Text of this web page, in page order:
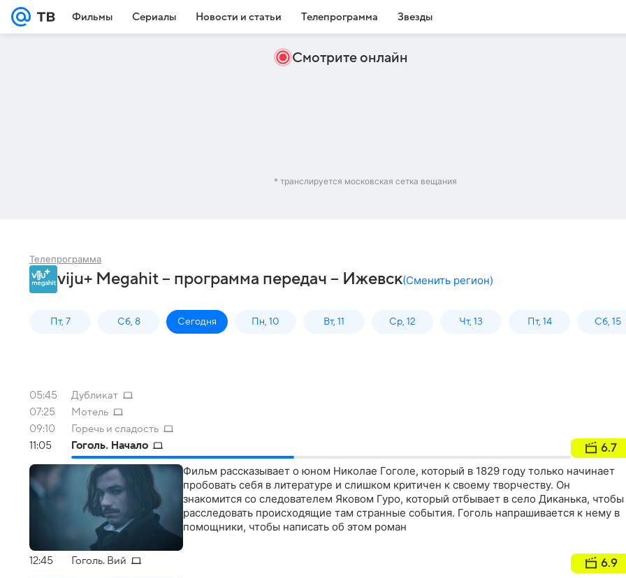
Фильмы Сериалы Новости и статьи Телепрограмма Звезды
Смотрите онлайн
* транслируется московская сетка вещания
Телепрограмма
viju+ Megahit – программа передач – Ижевск(Сменить регион)
Пт, 7 Сб, 8 Сегодня Пн, 10 Вт, 11 Ср, 12 Чт, 13 Пт, 14 Сб, 15
05:45
Дубликат
07:25
Мотель
09:10
Горечь и сладость
11:05
Гоголь. Начало 6.7
Фильм рассказывает о юном Николае Гоголе, который в 1829 году только начинает
пробовать себя в литературе и слишком критичен к своему творчеству. Он
знакомится со следователем Яковом Гуро, который отбывает в село Диканька, чтобы
расследовать происходящие там странные события. Гоголь напрашивается к нему в
помощники, чтобы написать об этом роман
12:45 Гоголь. Вий 6.9